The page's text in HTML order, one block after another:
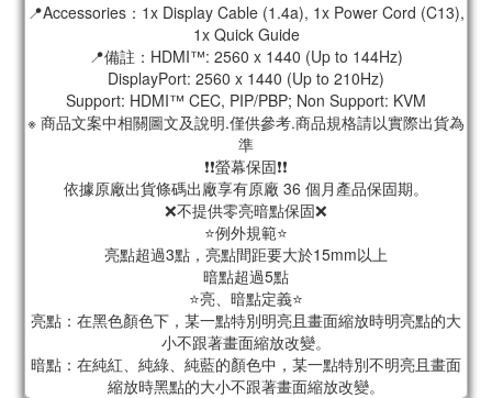
📍Accessories：1x Display Cable (1.4a), 1x Power Cord (C13),
1x Quick Guide
📍備註：HDMI™: 2560 x 1440 (Up to 144Hz)
DisplayPort: 2560 x 1440 (Up to 210Hz)
Support: HDMI™ CEC, PIP/PBP; Non Support: KVM
※ 商品文案中相關圖文及說明.僅供參考.商品規格請以實際出貨為
準
❗❗螢幕保固❗❗
依據原廠出貨條碼出廠享有原廠 36 個月產品保固期。
❌不提供零亮暗點保固❌
⭐例外規範⭐
亮點超過3點，亮點間距要大於15mm以上
暗點超過5點
⭐亮、暗點定義⭐
亮點：在黑色顏色下，某一點特別明亮且畫面縮放時明亮點的大
小不跟著畫面縮放改變。
暗點：在純紅、純綠、純藍的顏色中，某一點特別不明亮且畫面
縮放時黑點的大小不跟著畫面縮放改變。